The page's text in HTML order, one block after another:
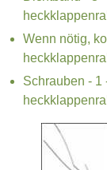
Wenn nötig,
Schrauben - 1